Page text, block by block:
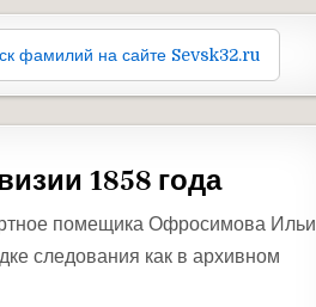
фамилий на сайте Sevsk32.ru
1858 года
помещика Офросимова Ильи
следования как в архивном